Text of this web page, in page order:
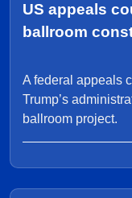
US appeals
ballroom
A federal appeals
Trump’s
ballroom project.